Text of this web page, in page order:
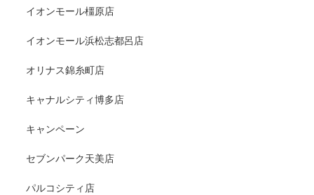
イオンモール橿原店
イオンモール浜松志都呂店
オリナス錦糸町店
キャナルシティ博多店
キャンペーン
セブンパーク天美店
パルコシティ店